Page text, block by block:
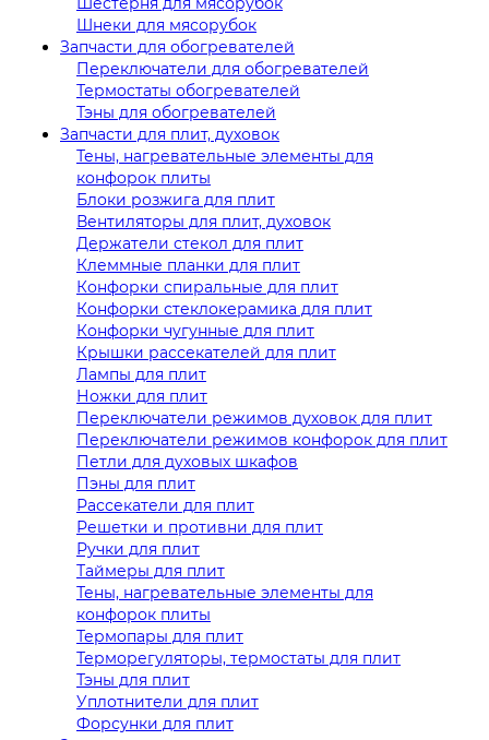
Шнеки для мясорубок
Запчасти для обогревателей
Переключатели для обогревателей
Термостаты обогревателей
Тэны для обогревателей
Запчасти для плит, духовок
Тены, нагревательные элементы для
конфорок плиты
Блоки розжига для плит
Вентиляторы для плит, духовок
Держатели стекол для плит
Клеммные планки для плит
Конфорки спиральные для плит
Конфорки стеклокерамика для плит
Конфорки чугунные для плит
Крышки рассекателей для плит
Лампы для плит
Ножки для плит
Переключатели режимов духовок для плит
Переключатели режимов конфорок для плит
Петли для духовых шкафов
Пэны для плит
Рассекатели для плит
Решетки и противни для плит
Ручки для плит
Таймеры для плит
Тены, нагревательные элементы для
конфорок плиты
Термопары для плит
Терморегуляторы, термостаты для плит
Тэны для плит
Уплотнители для плит
Форсунки для плит